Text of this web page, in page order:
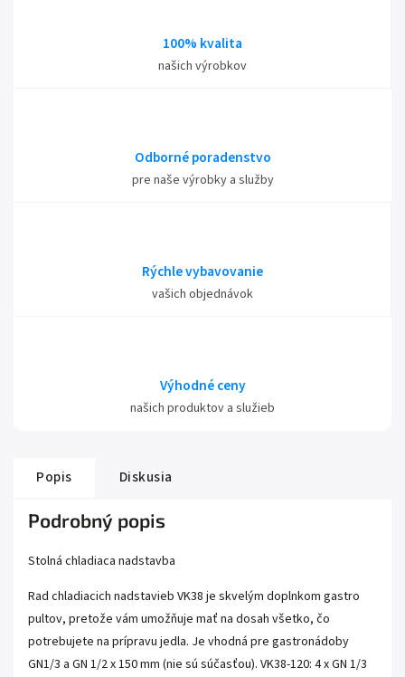
100% kvalita
našich výrobkov
Odborné poradenstvo
pre naše výrobky a služby
Rýchle vybavovanie
vašich objednávok
Výhodné ceny
našich produktov a služieb
Popis Diskusia
Podrobný popis
Stolná chladiaca nadstavba
Rad chladiacich nadstavieb VK38 je skvelým doplnkom gastro
pultov, pretože vám umožňuje mať na dosah všetko, čo
potrebujete na prípravu jedla. Je vhodná pre gastronádoby
GN1/3 a GN 1/2 x 150 mm (nie sú súčasťou). VK38-120: 4 x GN 1/3